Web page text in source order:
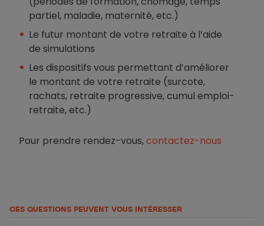
partiel, maladie, maternité, etc.)
Le futur montant de votre retraite à l’aide
de simulations
Les dispositifs vous permettant d’améliorer
le montant de votre retraite (surcote,
rachats, retraite progressive, cumul emploi-
retraite, etc.)
Pour prendre rendez-vous,contactez-nous
CES QUESTIONS PEUVENT VOUS INTÉRESSER